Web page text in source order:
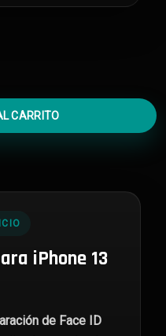
CARRITO
iPhone 13
de Face ID